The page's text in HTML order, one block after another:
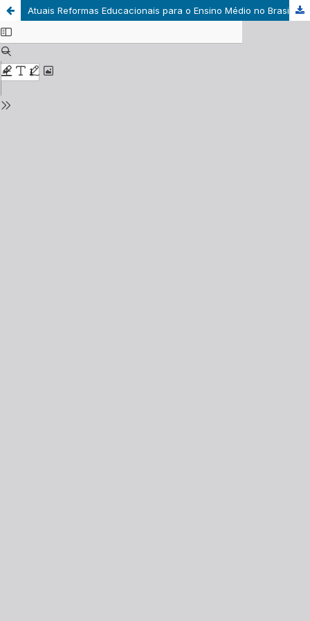
Atuais Reformas Educacionais para o Ensino Médio no Brasil